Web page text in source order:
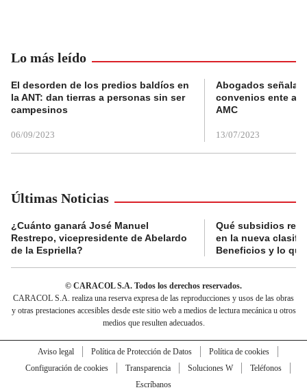
Lo más leído
El desorden de los predios baldíos en
la ANT: dan tierras a personas sin ser
campesinos
06/09/2023
Abogados
convenios ente
AMC
13/07/2023
Últimas Noticias
¿Cuánto ganará José Manuel
Restrepo, vicepresidente de Abelardo
de la Espriella?
Qué subsidios
en la nueva
Beneficios y lo
© CARACOL S.A. Todos los derechos reservados.
CARACOL S.A. realiza una reserva expresa de las reproducciones y usos de las obras
y otras prestaciones accesibles desde este sitio web a medios de lectura mecánica u otros
medios que resulten adecuados.
Aviso legal Política de Protección de Datos
Política de cookies
Configuración de cookies
Transparencia Soluciones W
Teléfonos
Escríbanos